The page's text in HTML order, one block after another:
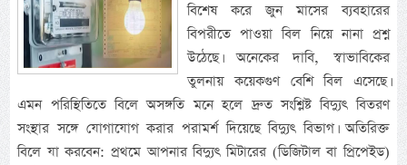
বিশেষ করে জুন মাসের ব্যবহারের
বিপরীতে পাওয়া বিল নিয়ে নানা প্রশ্ন
উঠেছে। অনেকের দাবি, স্বাভাবিকের
তুলনায় কয়েকগুণ বেশি বিল এসেছে।
এমন পরিস্থিতিতে বিলে অসঙ্গতি মনে হলে দ্রুত সংশ্লিষ্ট বিদ্যুৎ বিতরণ
সংস্থার সঙ্গে যোগাযোগ করার পরামর্শ দিয়েছে বিদ্যুৎ বিভাগ। অতিরিক্ত
বিলে যা করবেন: প্রথমে আপনার বিদ্যুৎ মিটারের (ডিজিটাল বা প্রিপেইড)